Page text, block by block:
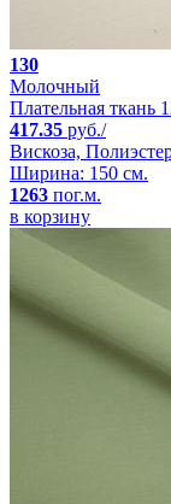
130
Молочный
Плательная ткань
417.35 руб./
Вискоза,
Ширина: 150 см.
1263 пог.м.
в корзину